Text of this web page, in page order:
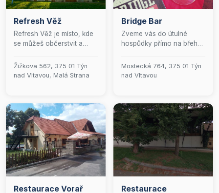
Refresh Věž
Refresh Věž je místo, kde
se můžeš občerstvit a
atmosféru, skvělého místa
a pohledu přímo na Vltavu.
a osvěžíme Tě alko i
nealko drinky nebo
italskou kávou. Rádi Ti u
nás uspořádáme oslavu
nebo večírek.
Žižkova 562, 375 01 Týn
nad Vltavou, Malá Strana
Bridge Bar
Zveme vás do útulné
hospůdky přímo na břehu
můžete pochutnat na
šťavnatém burgeru a
čtvrtek se navíc můžete
stát součástí přátelské
atmosféry při našem
Hospodském kvízu, který
je oblíbenou týmovou
vědomostní soutěží
probíhající v mnoha
podnicích po celé
večer plný zábavy,
Mostecká 764, 375 01 Týn
nad Vltavou
Restaurace Vorař
Restaurace